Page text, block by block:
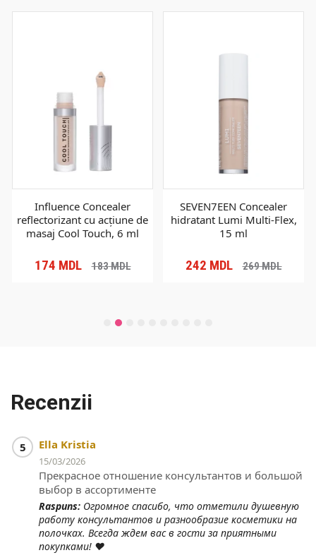
Influence Concealer
reflectorizant cu acțiune de
masaj Cool Touch, 6 ml
174 MDL 183MDL
SEVEN7EEN Concealer
hidratant Lumi Multi-Flex,
15 ml
242 MDL 269MDL
Recenzii
5 Ella Kristia
15/03/2026
Прекрасное отношение консультантов и большой
выбор в ассортименте
Raspuns: Огромное спасибо, что отметили душевную
работу консультантов и разнообразие косметики на
полочках. Всегда ждем вас в гости за приятными
покупками! ❤️